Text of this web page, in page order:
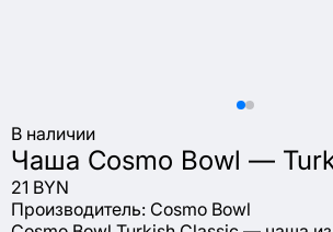
В наличии
Чаша Cosmo Bowl —
21 BYN
Производитель: Cosmo Bowl